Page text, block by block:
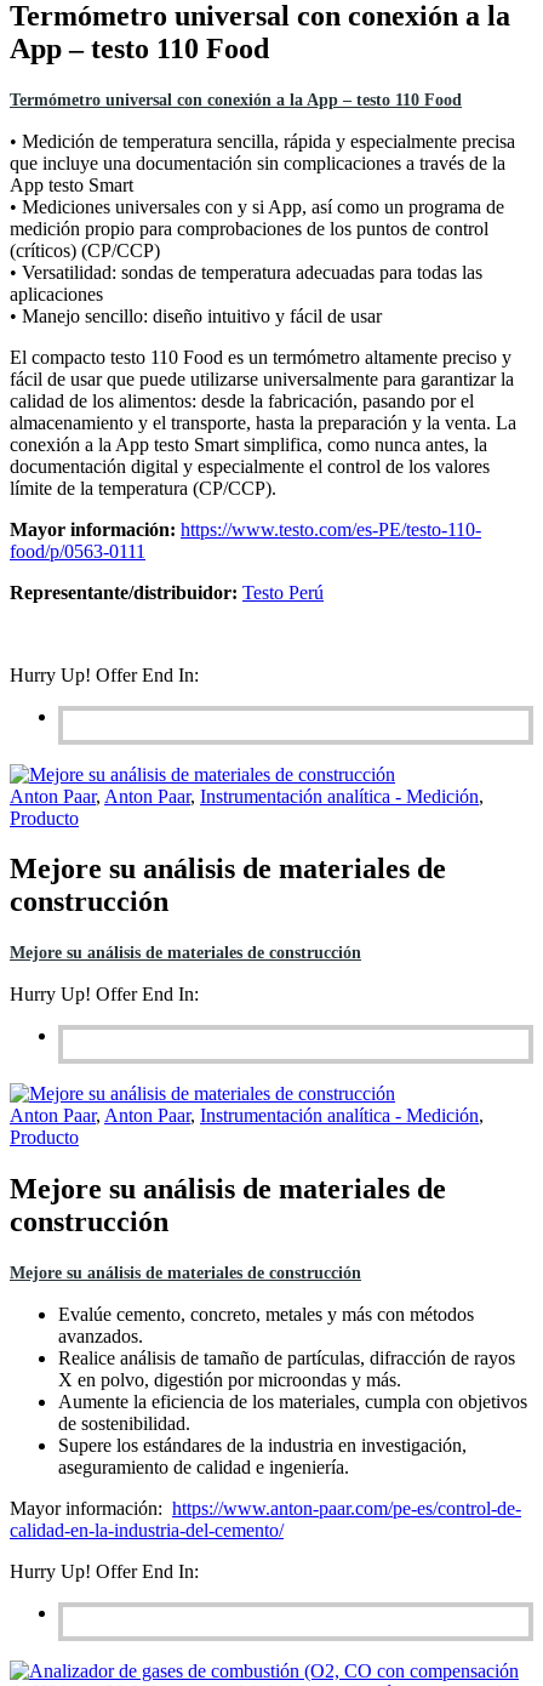
Termómetro universal con conexión a la
App – testo 110 Food
Termómetro universal con conexión a la App – testo 110 Food
• Medición de temperatura sencilla, rápida y especialmente precisa
que incluye una documentación sin complicaciones a través de la
App testo Smart
• Mediciones universales con y si App, así como un programa de
medición propio para comprobaciones de los puntos de control
(críticos) (CP/CCP)
• Versatilidad: sondas de temperatura adecuadas para todas las
aplicaciones
• Manejo sencillo: diseño intuitivo y fácil de usar
El compacto testo 110 Food es un termómetro altamente preciso y
fácil de usar que puede utilizarse universalmente para garantizar la
calidad de los alimentos: desde la fabricación, pasando por el
almacenamiento y el transporte, hasta la preparación y la venta. La
conexión a la App testo Smart simplifica, como nunca antes, la
documentación digital y especialmente el control de los valores
límite de la temperatura (CP/CCP).
Mayor información: https://www.testo.com/es-PE/testo-110-
food/p/0563-0111
Representante/distribuidor: Testo Perú
Hurry Up! Offer End In:
Anton Paar, Anton Paar, Instrumentación analítica - Medición,
Producto
Mejore su análisis de materiales de
construcción
Mejore su análisis de materiales de construcción
Hurry Up! Offer End In:
Anton Paar, Anton Paar, Instrumentación analítica - Medición,
Producto
Mejore su análisis de materiales de
construcción
Mejore su análisis de materiales de construcción
Evalúe cemento, concreto, metales y más con métodos
avanzados.
Realice análisis de tamaño de partículas, difracción de rayos
X en polvo, digestión por microondas y más.
Aumente la eficiencia de los materiales, cumpla con objetivos
de sostenibilidad.
Supere los estándares de la industria en investigación,
aseguramiento de calidad e ingeniería.
Mayor información: https://www.anton-paar.com/pe-es/control-de-
calidad-en-la-industria-del-cemento/
Hurry Up! Offer End In: